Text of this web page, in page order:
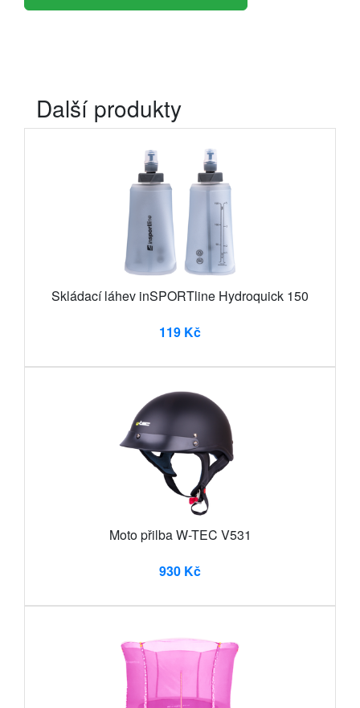
Další produkty
Skládací láhev inSPORTline Hydroquick 150
119 Kč
Moto přilba W-TEC V531
930 Kč